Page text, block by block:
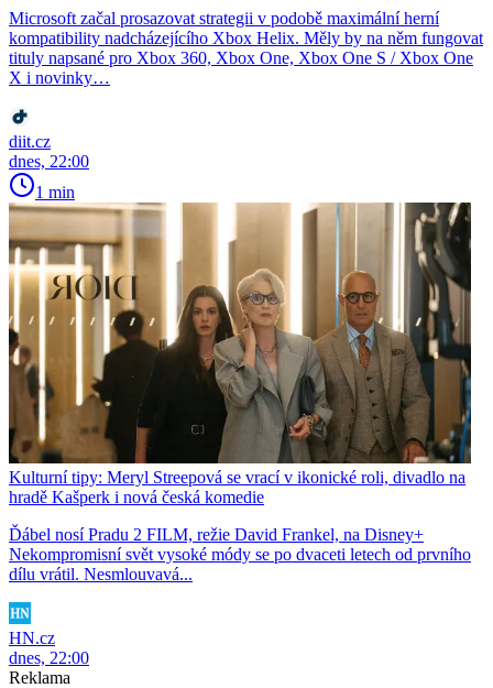
Microsoft začal prosazovat strategii v podobě maximální herní
kompatibility nadcházejícího Xbox Helix. Měly by na něm fungovat
tituly napsané pro Xbox 360, Xbox One, Xbox One S / Xbox One
X i novinky…
diit.cz
dnes, 22:00
1 min
Kulturní tipy: Meryl Streepová se vrací v ikonické roli, divadlo na
hradě Kašperk i nová česká komedie
Ďábel nosí Pradu 2 FILM, režie David Frankel, na Disney+
Nekompromisní svět vysoké módy se po dvaceti letech od prvního
dílu vrátil. Nesmlouvavá...
HN.cz
dnes, 22:00
Reklama